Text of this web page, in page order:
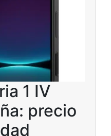
1 IV
precio